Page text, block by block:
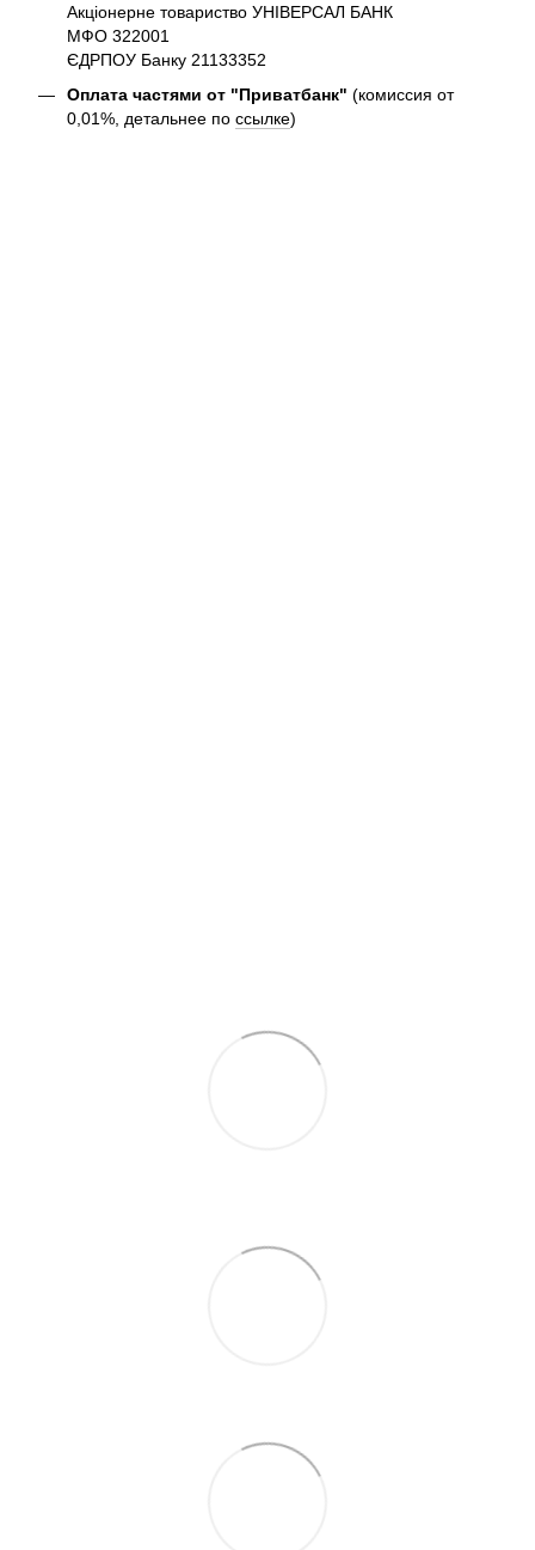
Акціонерне товариство УНІВЕРСАЛ БАНК
МФО 322001
ЄДРПОУ Банку 21133352
Оплата частями от "Приватбанк" (комиссия от
0,01%, детальнее по ссылке)